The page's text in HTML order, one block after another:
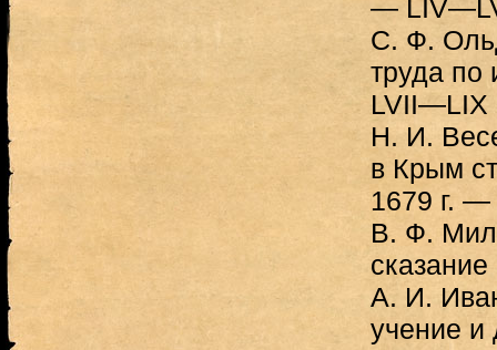
—
C. Ф.
труда по
LVII—LIX
Н. И.
в Крым
1679 г. —
В. Ф.
А. И.
учение